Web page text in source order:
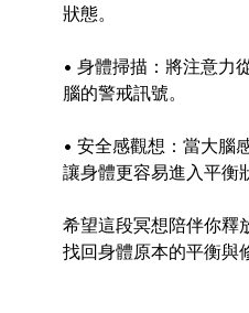
狀態。
• 身體掃描：將注意力
腦的警戒訊號。
• 安全感觀想：當大腦
讓身體更容易進入平衡
希望這段冥想陪伴你釋
找回身體原本的平衡與